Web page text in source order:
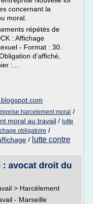
concernant la
moral.
répétés de
: Affichage
- Format : 30.
d'affiché,
:...
harcelement moral /
moral au travail / lutte
obligatoire /
/ lutte contre
: avocat droit du
> Harcèlement
- Marseille